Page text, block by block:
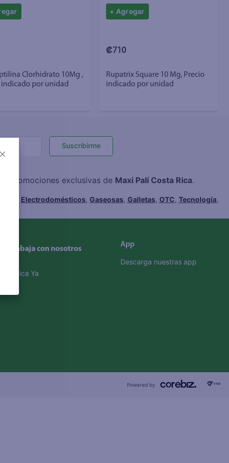
Clorhidrato 10Mg ,
indicado por unidad
+ Agregar
₡710
Rupatrix Square 10 Mg, Precio
indicado por unidad
Suscribirme
promociones exclusivas de Maxi Palí Costa Rica.
Electrodomésticos, Gaseosas, Galletas, OTC, Tecnología,
Trabaja con nosotros
Aplica Ya
App
Descarga nuestras app
Powered by